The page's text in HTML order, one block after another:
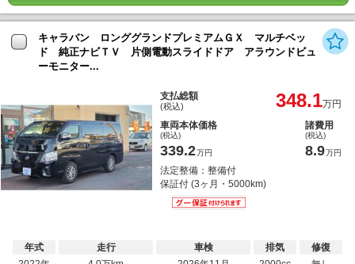
キャラバン ロンググランドプレミアムＧＸ マルチベッ
ド 純正ナビＴＶ 片側電動スライドドア アラウンドビュ
ーモニター...
支払総額
(税込) 348.1万円
車両本体価格
(税込)
339.2万円
諸費用
(税込)
8.9万円
法定整備：整備付
保証付 (3ヶ月・5000km)
年式
走行
車検
排気
修復